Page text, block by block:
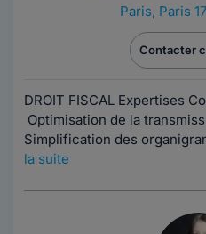
Paris, Paris
Contacter
DROIT FISCAL Expertises
Optimisation de la
Simplification des
la suite